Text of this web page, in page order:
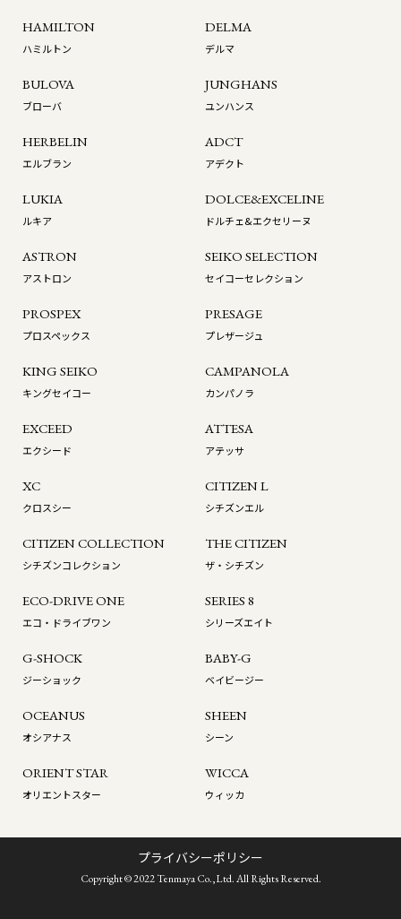
HAMILTON
ハミルトン
DELMA
デルマ
BULOVA
ブローバ
JUNGHANS
ユンハンス
HERBELIN
エルブラン
ADCT
アデクト
LUKIA
ルキア
DOLCE&EXCELINE
ドルチェ&エクセリーヌ
ASTRON
アストロン
SEIKO SELECTION
セイコーセレクション
PROSPEX
プロスペックス
PRESAGE
プレザージュ
KING SEIKO
キングセイコー
CAMPANOLA
カンパノラ
EXCEED
エクシード
ATTESA
アテッサ
XC
クロスシー
CITIZEN L
シチズンエル
CITIZEN COLLECTION
シチズンコレクション
THE CITIZEN
ザ・シチズン
ECO-DRIVE ONE
エコ・ドライブワン
SERIES 8
シリーズエイト
G-SHOCK
ジーショック
BABY-G
ベイビージー
OCEANUS
オシアナス
SHEEN
シーン
ORIENT STAR
オリエントスター
WICCA
ウィッカ
プライバシーポリシー
Copyright © 2022 Tenmaya Co.,Ltd. All Rights Reserved.